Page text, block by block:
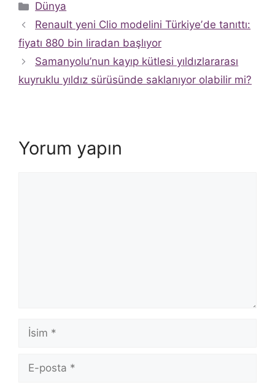
Kategoriler
Dünya
Renault yeni Clio modelini Türkiyeʼde tanıttı:
fiyatı 880 bin liradan başlıyor
Samanyolu’nun kayıp kütlesi yıldızlararası
kuyruklu yıldız sürüsünde saklanıyor olabilir mi?
Yorum yapın
İsim
posta